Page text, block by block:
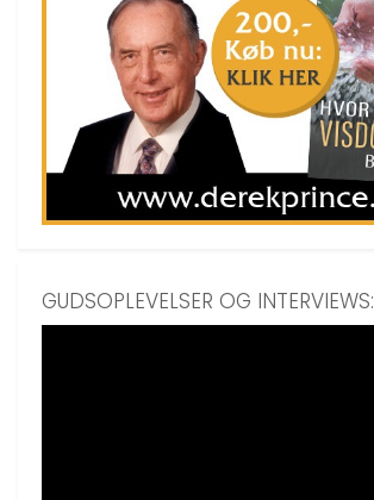
GUDSOPLEVELSER OG INTERVIEWS: